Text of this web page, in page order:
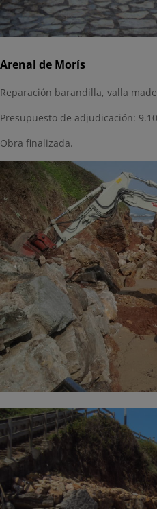
Arenal de Morís
Reparación barandilla, valla
Presupuesto de adjudicación:
Obra finalizada.